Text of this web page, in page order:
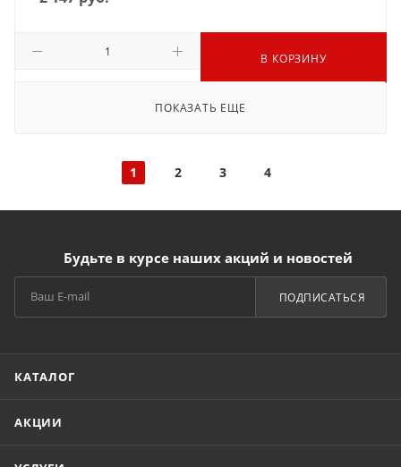
В КОРЗИНУ
ПОКАЗАТЬ ЕЩЕ
1 2 3 4
Будьте в курсе наших акций и новостей
ПОДПИСАТЬСЯ
КАТАЛОГ
АКЦИИ